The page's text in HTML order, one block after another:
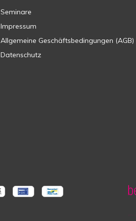
Seminare
Impressum
Allgemeine Geschäftsbedingungen (AGB)
Datenschutz